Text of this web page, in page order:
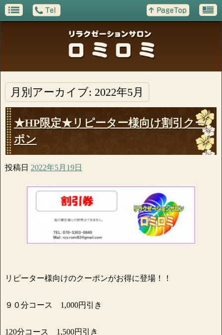
月別アーカイブ: 2022年5月
★HP限定★リピーター様向け割引クー
ポン
投稿日 2022年5月19日
リピーター様向けのクーポンがお得に登場！！
９０分コース 1,000円引き
120分コース 1,500円引き